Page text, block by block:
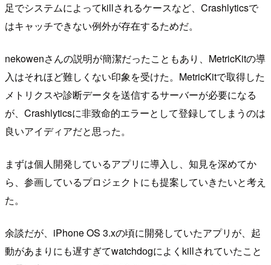
足でシステムによってkillされるケースなど、Crashlyticsで
はキャッチできない例外が存在するためだ。
nekowenさんの説明が簡潔だったこともあり、MetricKitの導
入はそれほど難しくない印象を受けた。MetricKitで取得した
メトリクスや診断データを送信するサーバーが必要になる
が、Crashlyticsに非致命的エラーとして登録してしまうのは
良いアイディアだと思った。
まずは個人開発しているアプリに導入し、知見を深めてか
ら、参画しているプロジェクトにも提案していきたいと考え
た。
余談だが、iPhone OS 3.xの頃に開発していたアプリが、起
動があまりにも遅すぎてwatchdogによくkillされていたこと